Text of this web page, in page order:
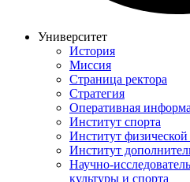
Университет
История
Миссия
Страница ректора
Стратегия
Оперативная
Институт спорта
Институт физической
Институт
Научно-
культуры и спорта